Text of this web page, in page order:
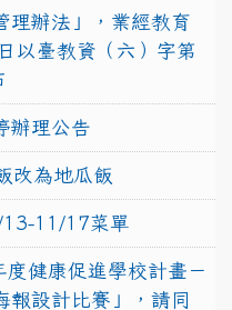
理辦法」，業經教育
以臺教資（六）字第
辦理公告
改為地瓜飯
11/17菜單
健康促進學校計畫－
報設計比賽」，請同